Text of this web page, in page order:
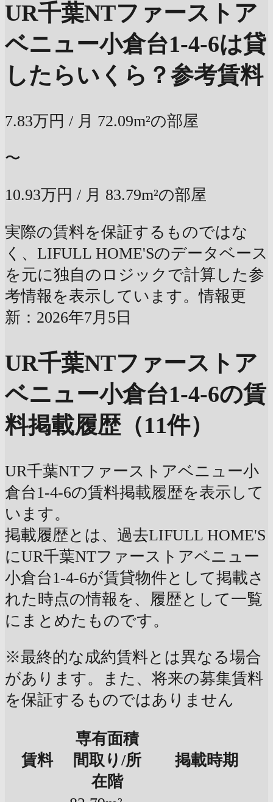
UR千葉NTファーストア
ベニュー小倉台1-4-6は貸
したらいくら？参考賃料
7.83万円 / 月 72.09m²の部屋
〜
10.93万円 / 月 83.79m²の部屋
実際の賃料を保証するものではな
く、LIFULL HOME'Sのデータベース
を元に独自のロジックで計算した参
考情報を表示しています。情報更
新：2026年7月5日
UR千葉NTファーストア
ベニュー小倉台1-4-6の賃
料掲載履歴（11件）
UR千葉NTファーストアベニュー小
倉台1-4-6の賃料掲載履歴を表示して
います。
掲載履歴とは、過去LIFULL HOME'S
にUR千葉NTファーストアベニュー
小倉台1-4-6が賃貸物件として掲載さ
れた時点の情報を、履歴として一覧
にまとめたものです。
※最終的な成約賃料とは異なる場合
があります。また、将来の募集賃料
を保証するものではありません
賃料
専有面積
間取り/所
在階
掲載時期